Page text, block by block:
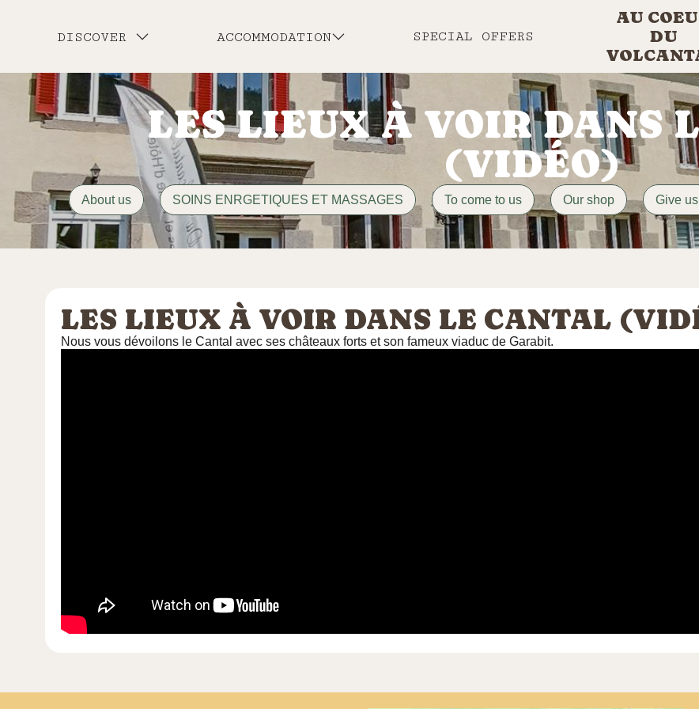
DISCOVER ACCOMMODATION SPECIAL OFFERS
AU
DU
LES LIEUX À VOIR DANS
(VIDÉO)
About us SOINS ENRGETIQUES ET MASSAGES To come to us Our shop Give
LES LIEUX À VOIR DANS LE CANTAL
Nous vous dévoilons le Cantal avec ses châteaux forts et son fameux viaduc de Garabit.